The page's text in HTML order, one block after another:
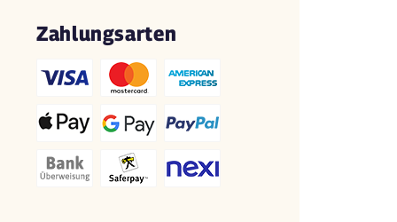
Zahlungsarten